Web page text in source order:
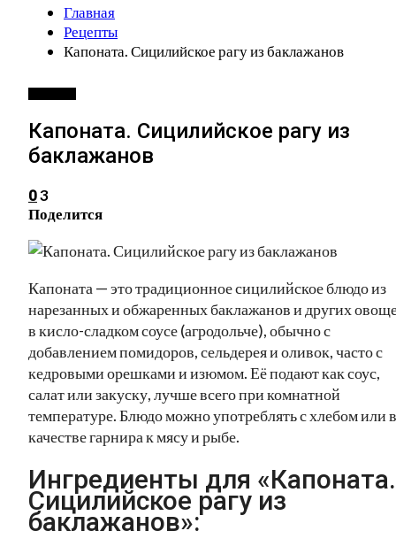
Главная
Рецепты
Капоната. Сицилийское рагу из баклажанов
Капоната. Сицилийское рагу из
баклажанов
03
Поделится
Капоната — это традиционное сицилийское блюдо из
нарезанных и обжаренных баклажанов и других
в кисло-сладком соусе (агродольче), обычно с
добавлением помидоров, сельдерея и оливок, часто с
кедровыми орешками и изюмом. Её подают как соус,
салат или закуску, лучше всего при комнатной
температуре. Блюдо можно употреблять с хлебом или в
качестве гарнира к мясу и рыбе.
Ингредиенты для «Капоната.
Сицилийское рагу из
баклажанов»: